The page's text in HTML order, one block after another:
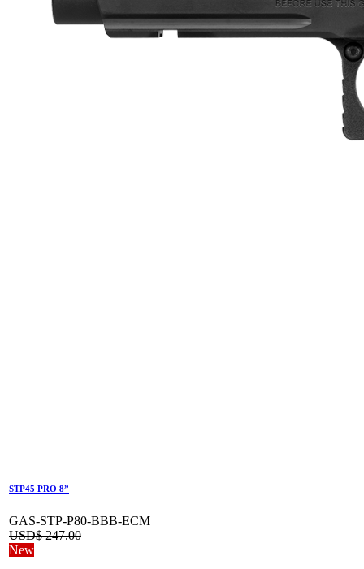
STP45 PRO 8”
GAS-STP-P80-BBB-ECM
USD$247.00
New